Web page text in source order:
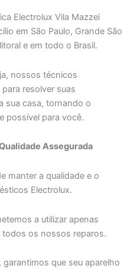
Electrolux Vila Mazzei
em São Paulo, Grande São
e em todo o Brasil.
nossos técnicos
resolver suas
sua casa, tornando o
possível para você.
Assegurada
manter a qualidade e o
Electrolux.
a utilizar apenas
todos os nossos reparos.
que seu aparelho